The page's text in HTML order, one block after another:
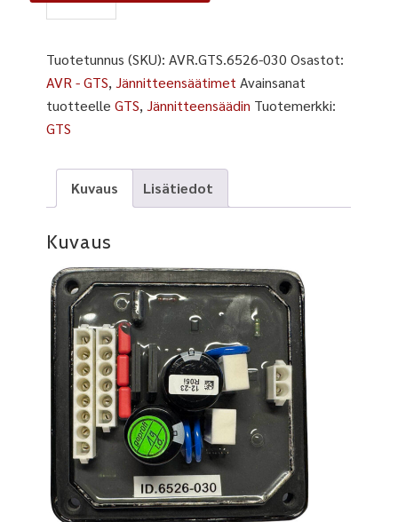
6526-
määrä
Tuotetunnus (SKU):AVR.GTS.6526-030 Osastot:
AVR - GTS,Jännitteensäätimet Avainsanat
tuotteelleGTS,Jännitteensäädin Tuotemerkki:
GTS
Kuvaus Lisätiedot
Kuvaus